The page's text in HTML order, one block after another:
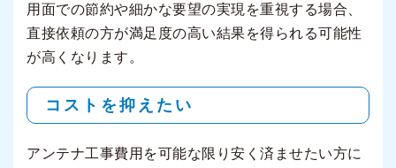
用面での節約や細かな要望の実現を重視する場合、
直接依頼の方が満足度の高い結果を得られる可能性
が高くなります。
コストを抑えたい
アンテナ工事費用を可能な限り安く済ませたい方に